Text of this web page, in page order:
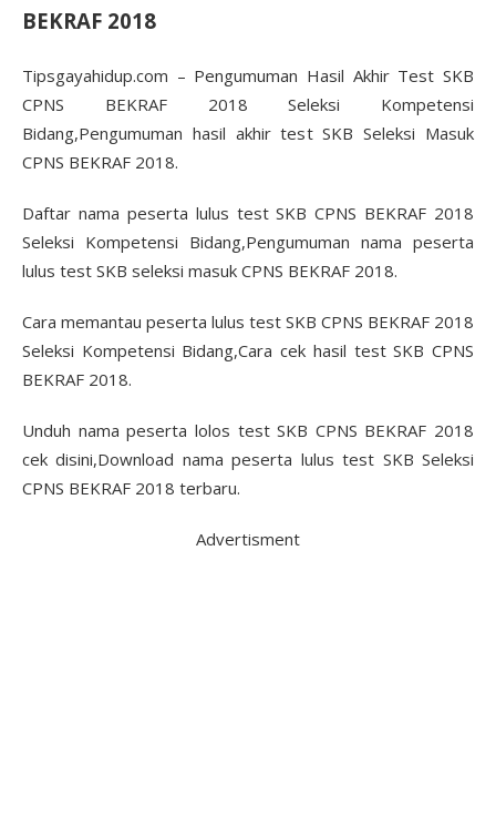
BEKRAF 2018
Tipsgayahidup.com – Pengumuman Hasil Akhir Test SKB
CPNS BEKRAF 2018 Seleksi Kompetensi
Bidang,Pengumuman hasil akhir test SKB Seleksi Masuk
CPNS BEKRAF 2018.
Daftar nama peserta lulus test SKB CPNS BEKRAF 2018
Seleksi Kompetensi Bidang,Pengumuman nama peserta
lulus test SKB seleksi masuk CPNS BEKRAF 2018.
Cara memantau peserta lulus test SKB CPNS BEKRAF 2018
Seleksi Kompetensi Bidang,Cara cek hasil test SKB CPNS
BEKRAF 2018.
Unduh nama peserta lolos test SKB CPNS BEKRAF 2018
cek disini,Download nama peserta lulus test SKB Seleksi
CPNS BEKRAF 2018 terbaru.
Advertisment